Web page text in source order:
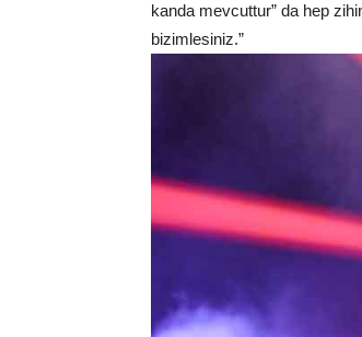
kanda mevcuttur” da hep
bizimlesiniz.”